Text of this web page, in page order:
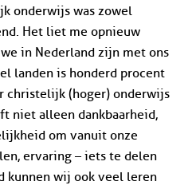
onderwijs was zowel
Het liet me opnieuw
in Nederland zijn met ons
landen is honderd procent
christelijk (hoger) onderwijs
niet alleen dankbaarheid,
om vanuit onze
ervaring – iets te delen
kunnen wij ook veel leren